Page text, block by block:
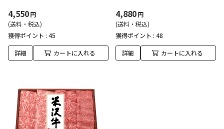
4,550円
(送料・税込)
獲得ポイント : 45
詳細 カートに入れる
4,880円
(送料・税込)
獲得ポイント : 48
詳細 カートに入れる